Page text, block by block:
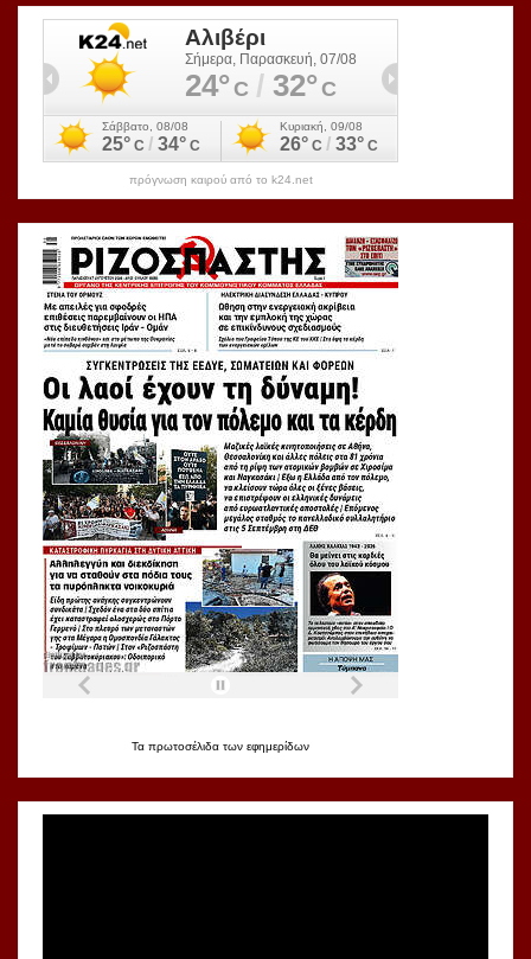
πρόγνωση καιρού από το k24.net
Τα πρωτοσέλιδα των εφημερίδων